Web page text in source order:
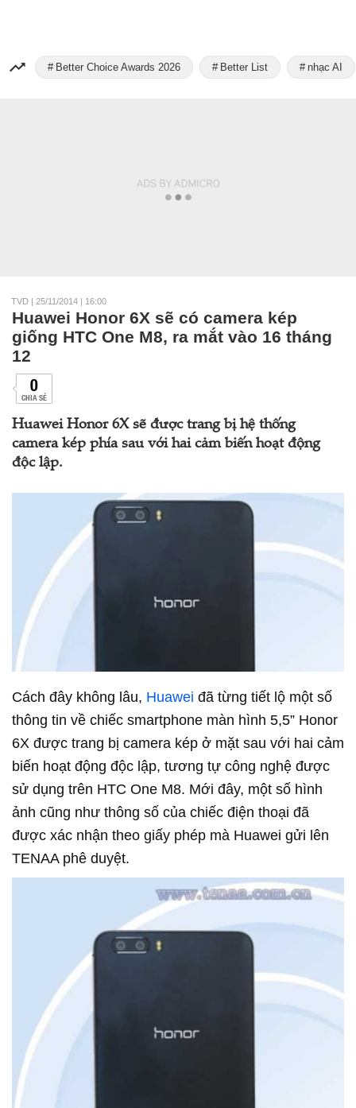
Better Choice Awards 2026 Better List nhạc AI
TVD | 25/11/2014 | 16:00
Huawei Honor 6X sẽ có camera kép
giống HTC One M8, ra mắt vào 16 tháng
12
0
CHIA SẺ
Huawei Honor 6X sẽ được trang bị hệ thống
camera kép phía sau với hai cảm biến hoạt động
độc lập.
Cách đây không lâu, Huawei đã từng tiết lộ một số
thông tin về chiếc smartphone màn hình 5,5” Honor
6X được trang bị camera kép ở mặt sau với hai cảm
biến hoạt động độc lập, tương tự công nghệ được
sử dụng trên HTC One M8. Mới đây, một số hình
ảnh cũng như thông số của chiếc điện thoại đã
được xác nhận theo giấy phép mà Huawei gửi lên
TENAA phê duyệt.